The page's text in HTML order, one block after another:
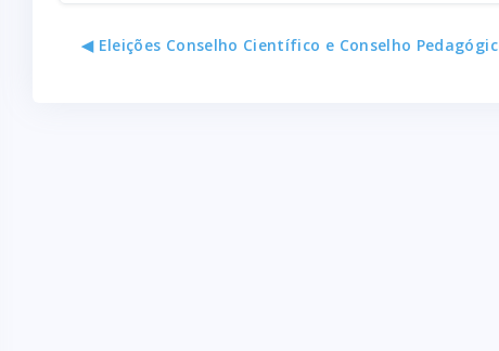
◀︎ Eleições Conselho Científico e Conselho